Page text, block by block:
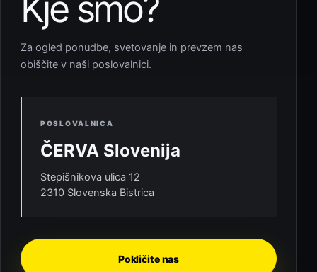
Za ogled ponudbe, svetovanje in prevzem nas
obiščite v naši poslovalnici.
POSLOVALNICA
ČERVA Slovenija
Stepišnikova ulica 12
2310 Slovenska Bistrica
Pokličite nas